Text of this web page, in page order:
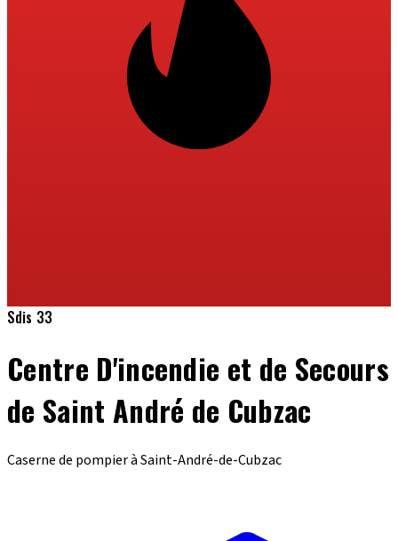
Sdis 33
Centre D'incendie et de Secours
de Saint André de Cubzac
Caserne de pompier à Saint-André-de-Cubzac